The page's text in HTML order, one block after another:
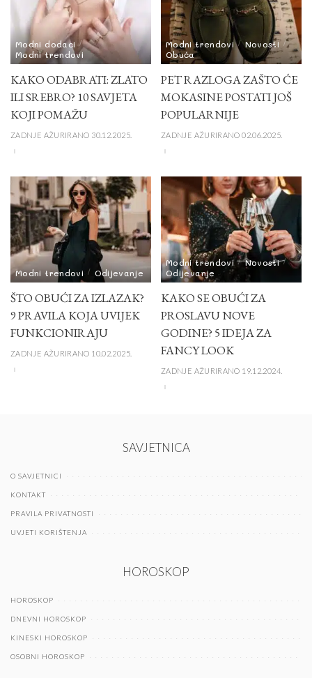
Modni dodaci
Modni trendovi
KAKO ODABRATI: ZLATO
ILI SREBRO? 10 SAVJETA
KOJI POMAŽU
ZADNJE AŽURIRANO 30.12.2025.
Modni trendovi
Novosti
Obuća
PET RAZLOGA ZAŠTO ĆE
MOKASINE POSTATI JOŠ
POPULARNIJE
ZADNJE AŽURIRANO 02.06.2025.
Modni trendovi Odijevanje
ŠTO OBUĆI ZA IZLAZAK?
9 PRAVILA KOJA UVIJEK
FUNKCIONIRAJU
ZADNJE AŽURIRANO 10.02.2025.
Modni trendovi
Novosti
Odijevanje
KAKO SE OBUĆI ZA
PROSLAVU NOVE
GODINE? 5 IDEJA ZA
FANCY LOOK
ZADNJE AŽURIRANO 19.12.2024.
SAVJETNICA
O SAVJETNICI
KONTAKT
PRAVILA PRIVATNOSTI
UVJETI KORIŠTENJA
HOROSKOP
HOROSKOP
DNEVNI HOROSKOP
KINESKI HOROSKOP
OSOBNI HOROSKOP